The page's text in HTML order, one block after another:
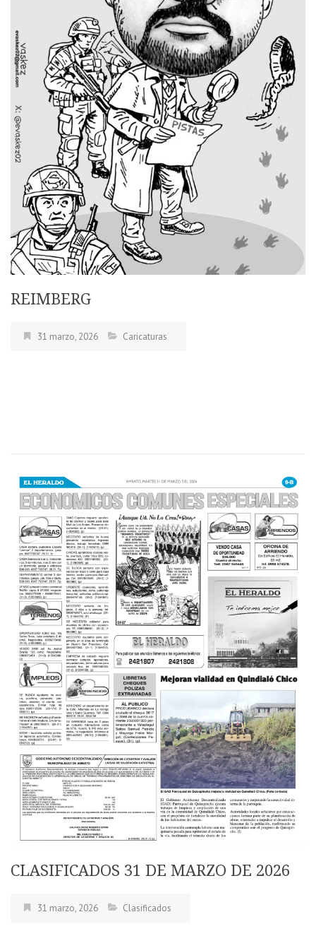
REIMBERG
31 marzo, 2026 Caricaturas
CLASIFICADOS 31 DE MARZO DE 2026
31 marzo, 2026 Clasificados